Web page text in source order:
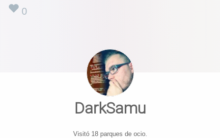
0
DarkSamu
Visitó 18 parques de ocio.